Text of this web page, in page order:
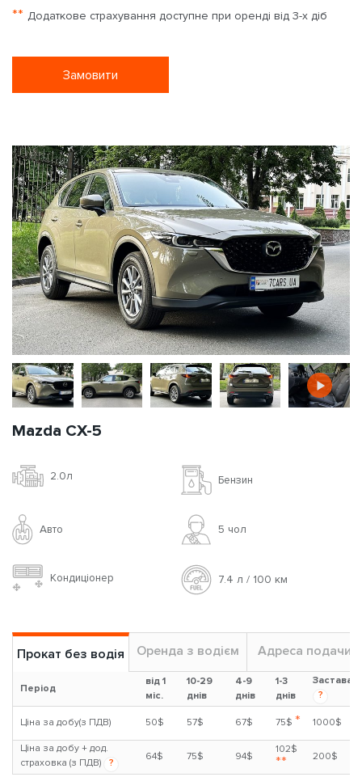
** Додаткове страхування доступне при оренді від 3-х діб
Замовити
Mazda CX-5
2.0л Бензин
Авто 5 чoл
Кондиціонер 7.4 л / 100 км
Прокат без водія Оренда з водієм Адреса подачи
Період
від 1
міс.
10-29
днів
4-9
днів
1-3
днів
Застава
?
Ціна за добу(з ПДВ) 50$ 57$ 67$ 75$ * 1000$
Ціна за добу + дод.
страховка (з ПДВ)
?
64$ 75$ 94$
102$
** 200$